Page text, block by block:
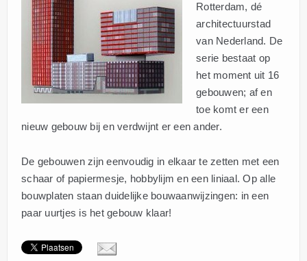
Rotterdam, dé
architectuurstad
van Nederland. De
serie bestaat op
het moment uit 16
gebouwen; af en
toe komt er een
nieuw gebouw bij en verdwijnt er een ander.
De gebouwen zijn eenvoudig in elkaar te zetten met een
schaar of papiermesje, hobbylijm en een liniaal. Op alle
bouwplaten staan duidelijke bouwaanwijzingen: in een
paar uurtjes is het gebouw klaar!